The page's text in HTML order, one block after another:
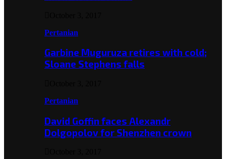
Pertanian
Garbine Muguruza retires with cold;
Sloane Stephens falls
Pertanian
David Goffin faces Alexandr
Dolgopolov for Shenzhen crown